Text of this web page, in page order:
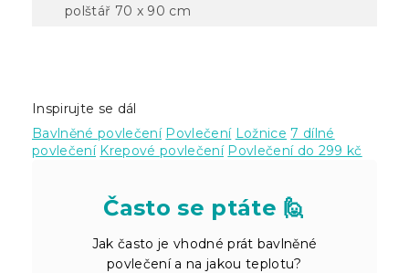
polštář 70 x 90 cm
Inspirujte se dál
Bavlněné povlečení Povlečení Ložnice 7 dílné
povlečení Krepové povlečení Povlečení do 299 kč
Často se ptáte 🙋
Jak často je vhodné prát bavlněné
povlečení a na jakou teplotu?